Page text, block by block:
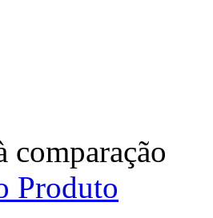
comparação
Produto